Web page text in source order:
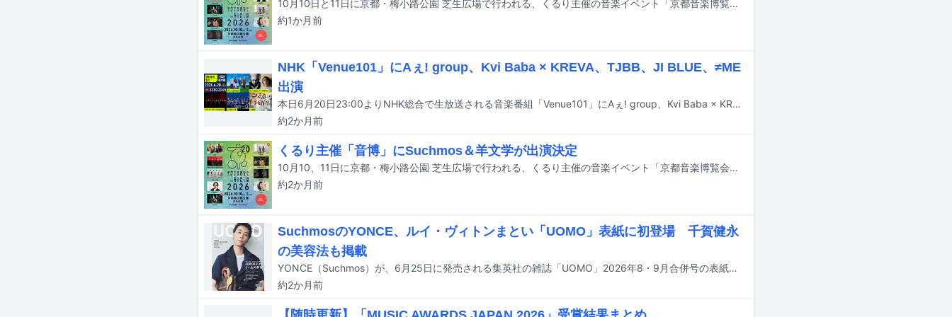
10月10日と11日に京都・梅小路公園 芝生広場で行われる、くるり主催の音楽イベント「京都音楽博覧会2026 in 梅小路公園」の出演アーティスト日割りが発表された。
約1か月前
NHK「Venue101」にAぇ! group、Kvi Baba × KREVA、TJBB、JI BLUE、≠ME
出演
本日6月20日23:00よりNHK総合で生放送される音楽番組「Venue101」にAぇ! group、Kvi Baba × KREVA、THE JET BOY BANGERZ、JI BLUE、≠MEが出演する。
約2か月前
くるり主催「音博」にSuchmos＆羊文学が出演決定
10月10、11日に京都・梅小路公園 芝生広場で行われる、くるり主催の音楽イベント「京都音楽博覧会2026 in 梅小路公園」の出演アーティスト第2弾が発表された。
約2か月前
SuchmosのYONCE、ルイ・ヴィトンまとい「UOMO」表紙に初登場 千賀健永
の美容法も掲載
YONCE（Suchmos）が、6月25日に発売される集英社の雑誌「UOMO」2026年8・9月合併号の表紙を飾る。
約2か月前